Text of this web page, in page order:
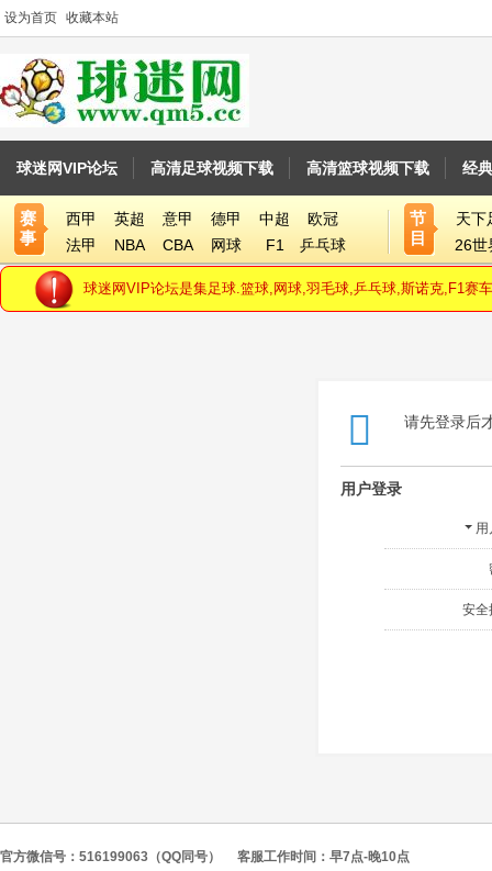
设为首页 收藏本站
球迷网VIP论坛 高清足球视频下载 高清篮球视频下载 经
赛
事
西甲 英超 意甲 德甲 中超
欧冠
法甲
NBA CBA 网球 F1 乒乓球
节
目
天下
26世
球迷网VIP论坛是集足球.篮球,网球,羽毛球,乒乓球,斯诺克,F1赛
请先登录后
用户登录
用
安全
官方微信号：516199063（QQ同号） 客服工作时间：早7点-晚10点